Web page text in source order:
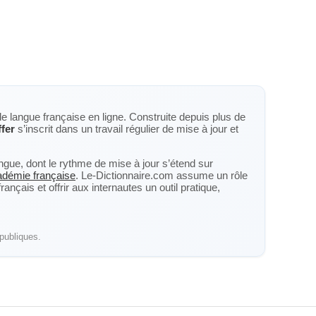
langue française en ligne. Construite depuis plus de
s’inscrit dans un travail régulier de mise à jour et
dont le rythme de mise à jour s’étend sur
française. Le-Dictionnaire.com assume un rôle
et offrir aux internautes un outil pratique,